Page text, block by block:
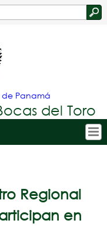
de Panamá
del Toro
Regional
en